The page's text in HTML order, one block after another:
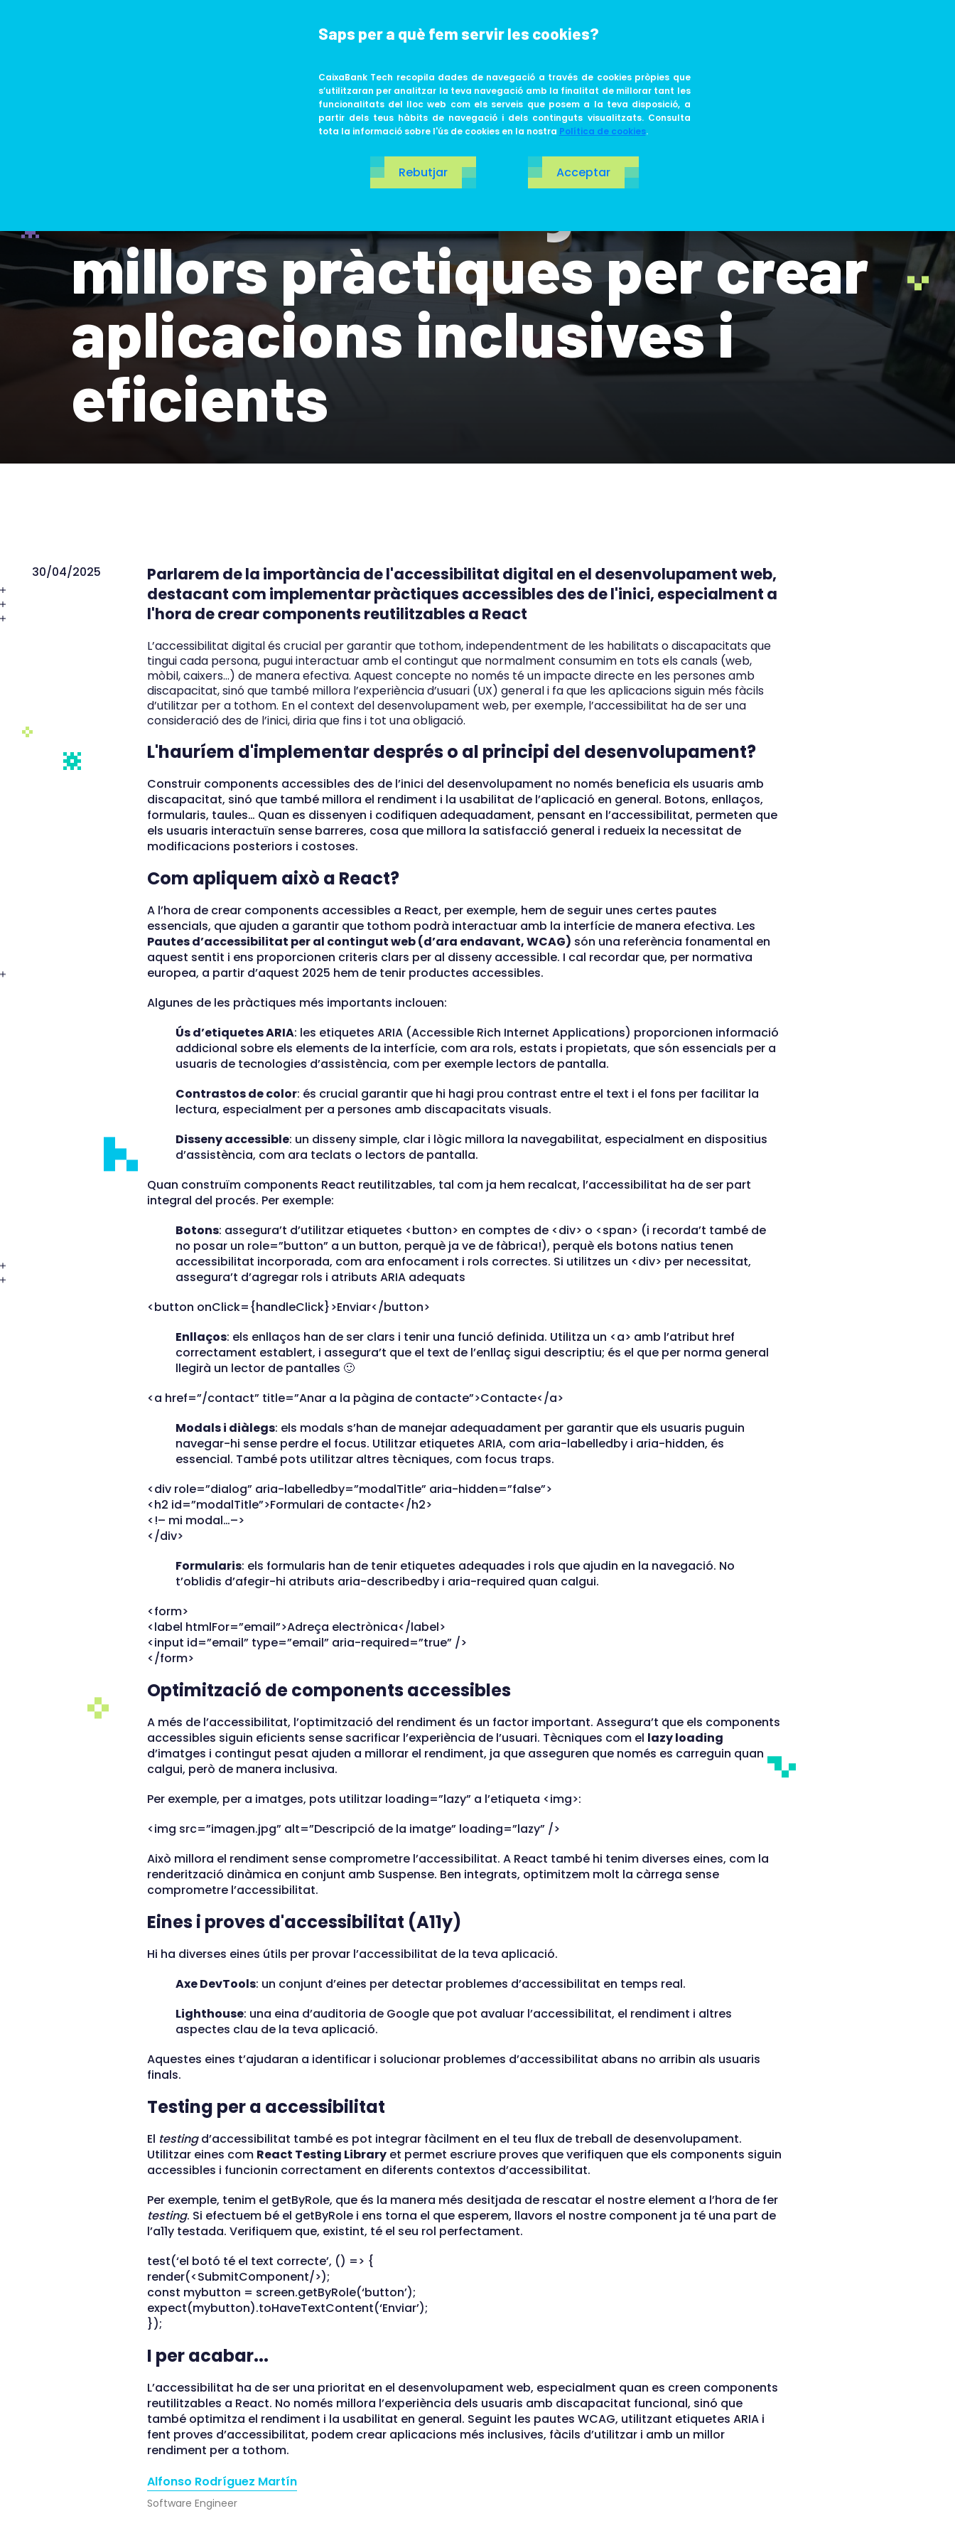
Saps per a què fem servir les cookies?
CaixaBank Tech recopila dades de navegació a través de cookies pròpies que
s’utilitzaran per analitzar la teva navegació amb la finalitat de millorar tant les
funcionalitats del lloc web com els serveis que posem a la teva disposició, a
partir dels teus hàbits de navegació i dels continguts visualitzats. Consulta
tota la informació sobre l'ús de cookies en la nostra Política de cookies.
Rebutjar Acceptar
ABOUT US LIFE AT TECH
Accessibilitat digital a React:
millors pràctiques per crear
aplicacions inclusives i
eficients
30/04/2025
Parlarem de la importància de l'accessibilitat digital en el desenvolupament web,
destacant com implementar pràctiques accessibles des de l'inici, especialment a
l'hora de crear components reutilitzables a React
L’accessibilitat digital és crucial per garantir que tothom, independentment de les habilitats o discapacitats que
tingui cada persona, pugui interactuar amb el contingut que normalment consumim en tots els canals (web,
mòbil, caixers…) de manera efectiva. Aquest concepte no només té un impacte directe en les persones amb
discapacitat, sinó que també millora l’experiència d’usuari (UX) general i fa que les aplicacions siguin més fàcils
d’utilitzar per a tothom. En el context del desenvolupament web, per exemple, l’accessibilitat ha de ser una
consideració des de l’inici, diria que fins i tot una obligació.
L'hauríem d'implementar després o al principi del desenvolupament?
Construir components accessibles des de l’inici del desenvolupament no només beneficia els usuaris amb
discapacitat, sinó que també millora el rendiment i la usabilitat de l’aplicació en general. Botons, enllaços,
formularis, taules… Quan es dissenyen i codifiquen adequadament, pensant en l’accessibilitat, permeten que
els usuaris interactuïn sense barreres, cosa que millora la satisfacció general i redueix la necessitat de
modificacions posteriors i costoses.
Com apliquem això a React?
A l’hora de crear components accessibles a React, per exemple, hem de seguir unes certes pautes
essencials, que ajuden a garantir que tothom podrà interactuar amb la interfície de manera efectiva. Les
Pautes d’accessibilitat per al contingut web (d’ara endavant, WCAG) són una referència fonamental en
aquest sentit i ens proporcionen criteris clars per al disseny accessible. I cal recordar que, per normativa
europea, a partir d’aquest 2025 hem de tenir productes accessibles.
Algunes de les pràctiques més importants inclouen:
Ús d’etiquetes ARIA: les etiquetes ARIA (Accessible Rich Internet Applications) proporcionen informació
addicional sobre els elements de la interfície, com ara rols, estats i propietats, que són essencials per a
usuaris de tecnologies d’assistència, com per exemple lectors de pantalla.
Contrastos de color: és crucial garantir que hi hagi prou contrast entre el text i el fons per facilitar la
lectura, especialment per a persones amb discapacitats visuals.
Disseny accessible: un disseny simple, clar i lògic millora la navegabilitat, especialment en dispositius
d’assistència, com ara teclats o lectors de pantalla.
Quan construïm components React reutilitzables, tal com ja hem recalcat, l’accessibilitat ha de ser part
integral del procés. Per exemple:
Botons: assegura’t d’utilitzar etiquetes <button> en comptes de <div> o <span> (i recorda’t també de
no posar un role=”button” a un button, perquè ja ve de fàbrica!), perquè els botons natius tenen
accessibilitat incorporada, com ara enfocament i rols correctes. Si utilitzes un <div> per necessitat,
assegura’t d’agregar rols i atributs ARIA adequats
<button onClick={handleClick}>Enviar</button>
Enllaços: els enllaços han de ser clars i tenir una funció definida. Utilitza un <a> amb l’atribut href
correctament establert, i assegura’t que el text de l’enllaç sigui descriptiu; és el que per norma general
llegirà un lector de pantalles 🙂
<a href=”/contact” title=”Anar a la pàgina de contacte”>Contacte</a>
Modals i diàlegs: els modals s’han de manejar adequadament per garantir que els usuaris puguin
navegar-hi sense perdre el focus. Utilitzar etiquetes ARIA, com aria-labelledby i aria-hidden, és
essencial. També pots utilitzar altres tècniques, com focus traps.
<div role=”dialog” aria-labelledby=”modalTitle” aria-hidden=”false”>
<h2 id=”modalTitle”>Formulari de contacte</h2>
<!– mi modal…–>
</div>
Formularis: els formularis han de tenir etiquetes adequades i rols que ajudin en la navegació. No
t’oblidis d’afegir-hi atributs aria-describedby i aria-required quan calgui.
<form>
<label htmlFor=”email”>Adreça electrònica</label>
<input id=”email” type=”email” aria-required=”true” />
</form>
Optimització de components accessibles
A més de l’accessibilitat, l’optimització del rendiment és un factor important. Assegura’t que els components
accessibles siguin eficients sense sacrificar l’experiència de l’usuari. Tècniques com el lazy loading
d’imatges i contingut pesat ajuden a millorar el rendiment, ja que asseguren que només es carreguin quan
calgui, però de manera inclusiva.
Per exemple, per a imatges, pots utilitzar loading=”lazy” a l’etiqueta <img>:
<img src=”imagen.jpg” alt=”Descripció de la imatge” loading=”lazy” />
Això millora el rendiment sense comprometre l’accessibilitat. A React també hi tenim diverses eines, com la
renderització dinàmica en conjunt amb Suspense. Ben integrats, optimitzem molt la càrrega sense
comprometre l’accessibilitat.
Eines i proves d'accessibilitat (A11y)
Hi ha diverses eines útils per provar l’accessibilitat de la teva aplicació.
Axe DevTools: un conjunt d’eines per detectar problemes d’accessibilitat en temps real.
Lighthouse: una eina d’auditoria de Google que pot avaluar l’accessibilitat, el rendiment i altres
aspectes clau de la teva aplicació.
Aquestes eines t’ajudaran a identificar i solucionar problemes d’accessibilitat abans no arribin als usuaris
finals.
Testing per a accessibilitat
El testingd’accessibilitat també es pot integrar fàcilment en el teu flux de treball de desenvolupament.
Utilitzar eines com React Testing Libraryet permet escriure proves que verifiquen que els components siguin
accessibles i funcionin correctament en diferents contextos d’accessibilitat.
Per exemple, tenim el getByRole, que és la manera més desitjada de rescatar el nostre element a l’hora de fer
testing. Si efectuem bé el getByRole i ens torna el que esperem, llavors el nostre component ja té una part de
l’a11y testada. Verifiquem que, existint, té el seu rol perfectament.
test(‘el botó té el text correcte’, () => {
render(<SubmitComponent/>);
const mybutton = screen.getByRole(‘button’);
expect(mybutton).toHaveTextContent(‘Enviar’);
});
I per acabar...
L’accessibilitat ha de ser una prioritat en el desenvolupament web, especialment quan es creen components
reutilitzables a React. No només millora l’experiència dels usuaris amb discapacitat funcional, sinó que
també optimitza el rendiment i la usabilitat en general. Seguint les pautes WCAG, utilitzant etiquetes ARIA i
fent proves d’accessibilitat, podem crear aplicacions més inclusives, fàcils d’utilitzar i amb un millor
rendiment per a tothom.
Alfonso Rodríguez Martín
Software Engineer